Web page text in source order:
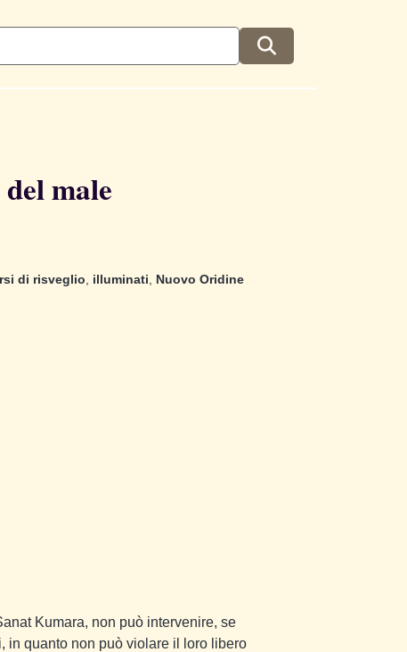
male
di risveglio illuminati
Nuovo Oridine
Kumara, non può intervenire, se
in quanto non può violare il loro libero